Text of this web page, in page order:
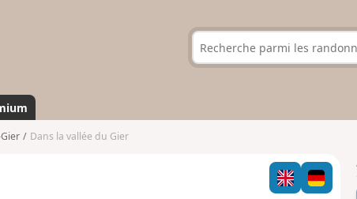
Dans la vallée du Gier